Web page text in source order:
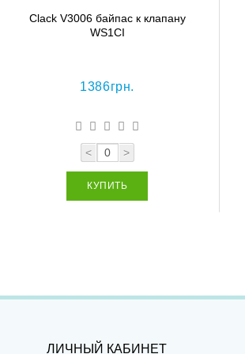
Clack V3006 байпас к клапану
WS1CI
1386грн.
< >
КУПИТЬ
ЛИЧНЫЙ КАБИНЕТ